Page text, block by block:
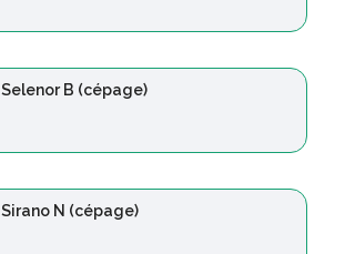
Selenor B (cépage)
Sirano N (cépage)